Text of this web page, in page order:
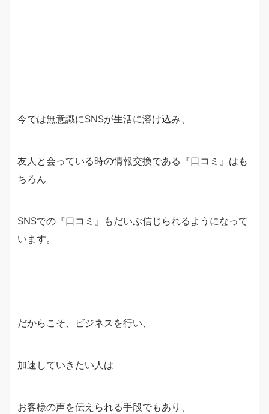
今では無意識にSNSが生活に溶け込み、
友人と会っている時の情報交換である『口コミ』はも
ちろん
SNSでの『口コミ』もだいぶ信じられるようになって
います。
だからこそ、ビジネスを行い、
加速していきたい人は
お客様の声を伝えられる手段でもあり、